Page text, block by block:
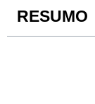
RESUMO